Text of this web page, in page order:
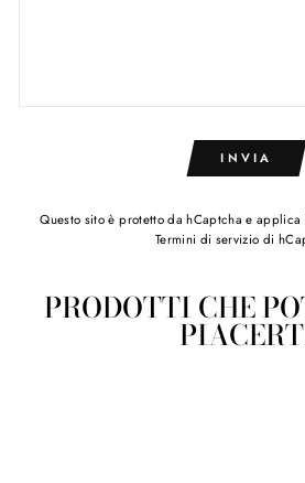
INVIA
Questo sito è protetto da hCaptcha e applica
Termini di servizio di
PRODOTTI CHE